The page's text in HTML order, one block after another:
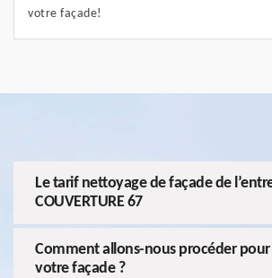
votre façade!
Le tarif nettoyage de façade de
COUVERTURE 67
Comment allons-nous procéder
votre façade ?